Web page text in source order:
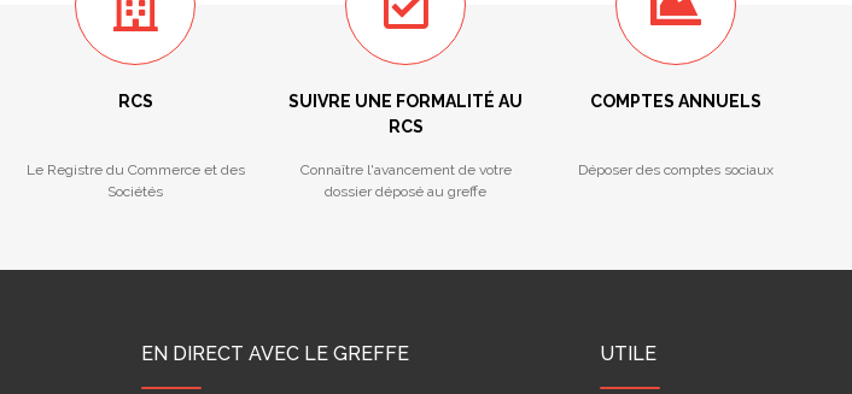
RCS
Le Registre du Commerce et des
Sociétés
SUIVRE UNE FORMALITÉ AU
RCS
Connaître l'avancement de votre
dossier déposé au greffe
COMPTES ANNUELS
Déposer des comptes sociaux
EN DIRECT AVEC LE GREFFE UTILE